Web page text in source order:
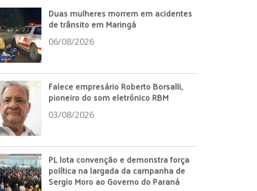
Duas mulheres morrem em acidentes
de trânsito em Maringá
06/08/2026
Falece empresário Roberto Borsalli,
pioneiro do som eletrônico RBM
03/08/2026
PL lota convenção e demonstra força
política na largada da campanha de
Sergio Moro ao Governo do Paraná